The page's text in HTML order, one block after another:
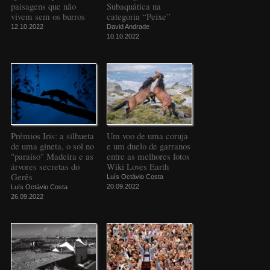
paisagens que não
vivem sem os burros
12.10.2022
Subaquática na
categoria “Peixe”
David Andrade
10.10.2022
Prémios Iris: a silhueta
de uma gineta, o sol no
"paraíso" Madeira e as
árvores secretas do
Gerês
Luís Octávio Costa
26.09.2022
Um voo de uma coruja
e um duelo de garranos
entre as melhores fotos
Wiki Loves Earth
Luís Octávio Costa
20.09.2022